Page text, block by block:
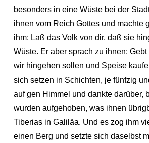
besonders in eine Wüste bei der
ihnen vom Reich Gottes und machte
ihm: Laß das Volk von dir, daß sie
Wüste. Er aber sprach zu ihnen:
wir hingehen sollen und Speise
sich setzen in Schichten, je fünfzig
auf gen Himmel und dankte darüber,
wurden aufgehoben, was ihnen
Tiberias in Galiläa. Und es zog ihm
einen Berg und setzte sich daselbst